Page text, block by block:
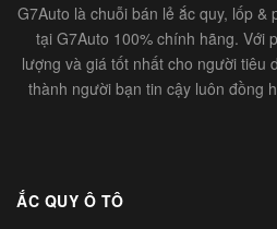
G7Auto là chuỗi bán lẻ ắc quy, lốp &
tại G7Auto 100% chính hãng. Với
lượng và giá tốt nhất cho người tiêu
thành người bạn tin cậy luôn đồng
ẮC QUY Ô TÔ